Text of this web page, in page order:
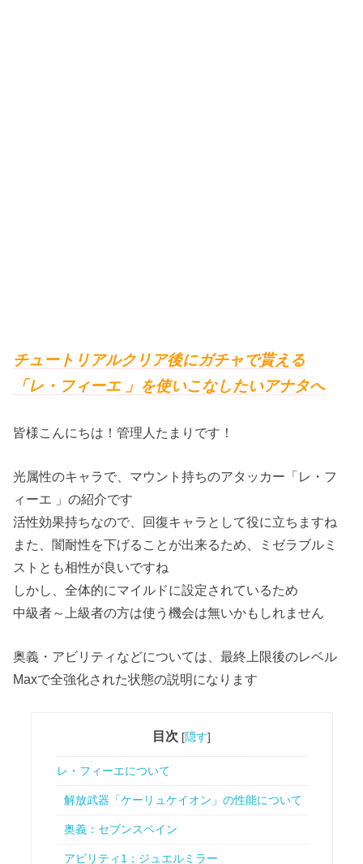
チュートリアルクリア後にガチャで貰える
「レ・フィーエ 」を使いこなしたいアナタへ
皆様こんにちは！管理人たまりです！
光属性のキャラで、マウント持ちのアタッカー「レ・フ
ィーエ 」の紹介です
活性効果持ちなので、回復キャラとして役に立ちますね
また、闇耐性を下げることが出来るため、ミゼラブルミ
ストとも相性が良いですね
しかし、全体的にマイルドに設定されているため
中級者～上級者の方は使う機会は無いかもしれません
奥義・アビリティなどについては、最終上限後のレベル
Maxで全強化された状態の説明になります
目次 [隠す]
レ・フィーエについて
解放武器「ケーリュケイオン」の性能について
奥義：セブンスペイン
アビリティ1：ジュエルミラー